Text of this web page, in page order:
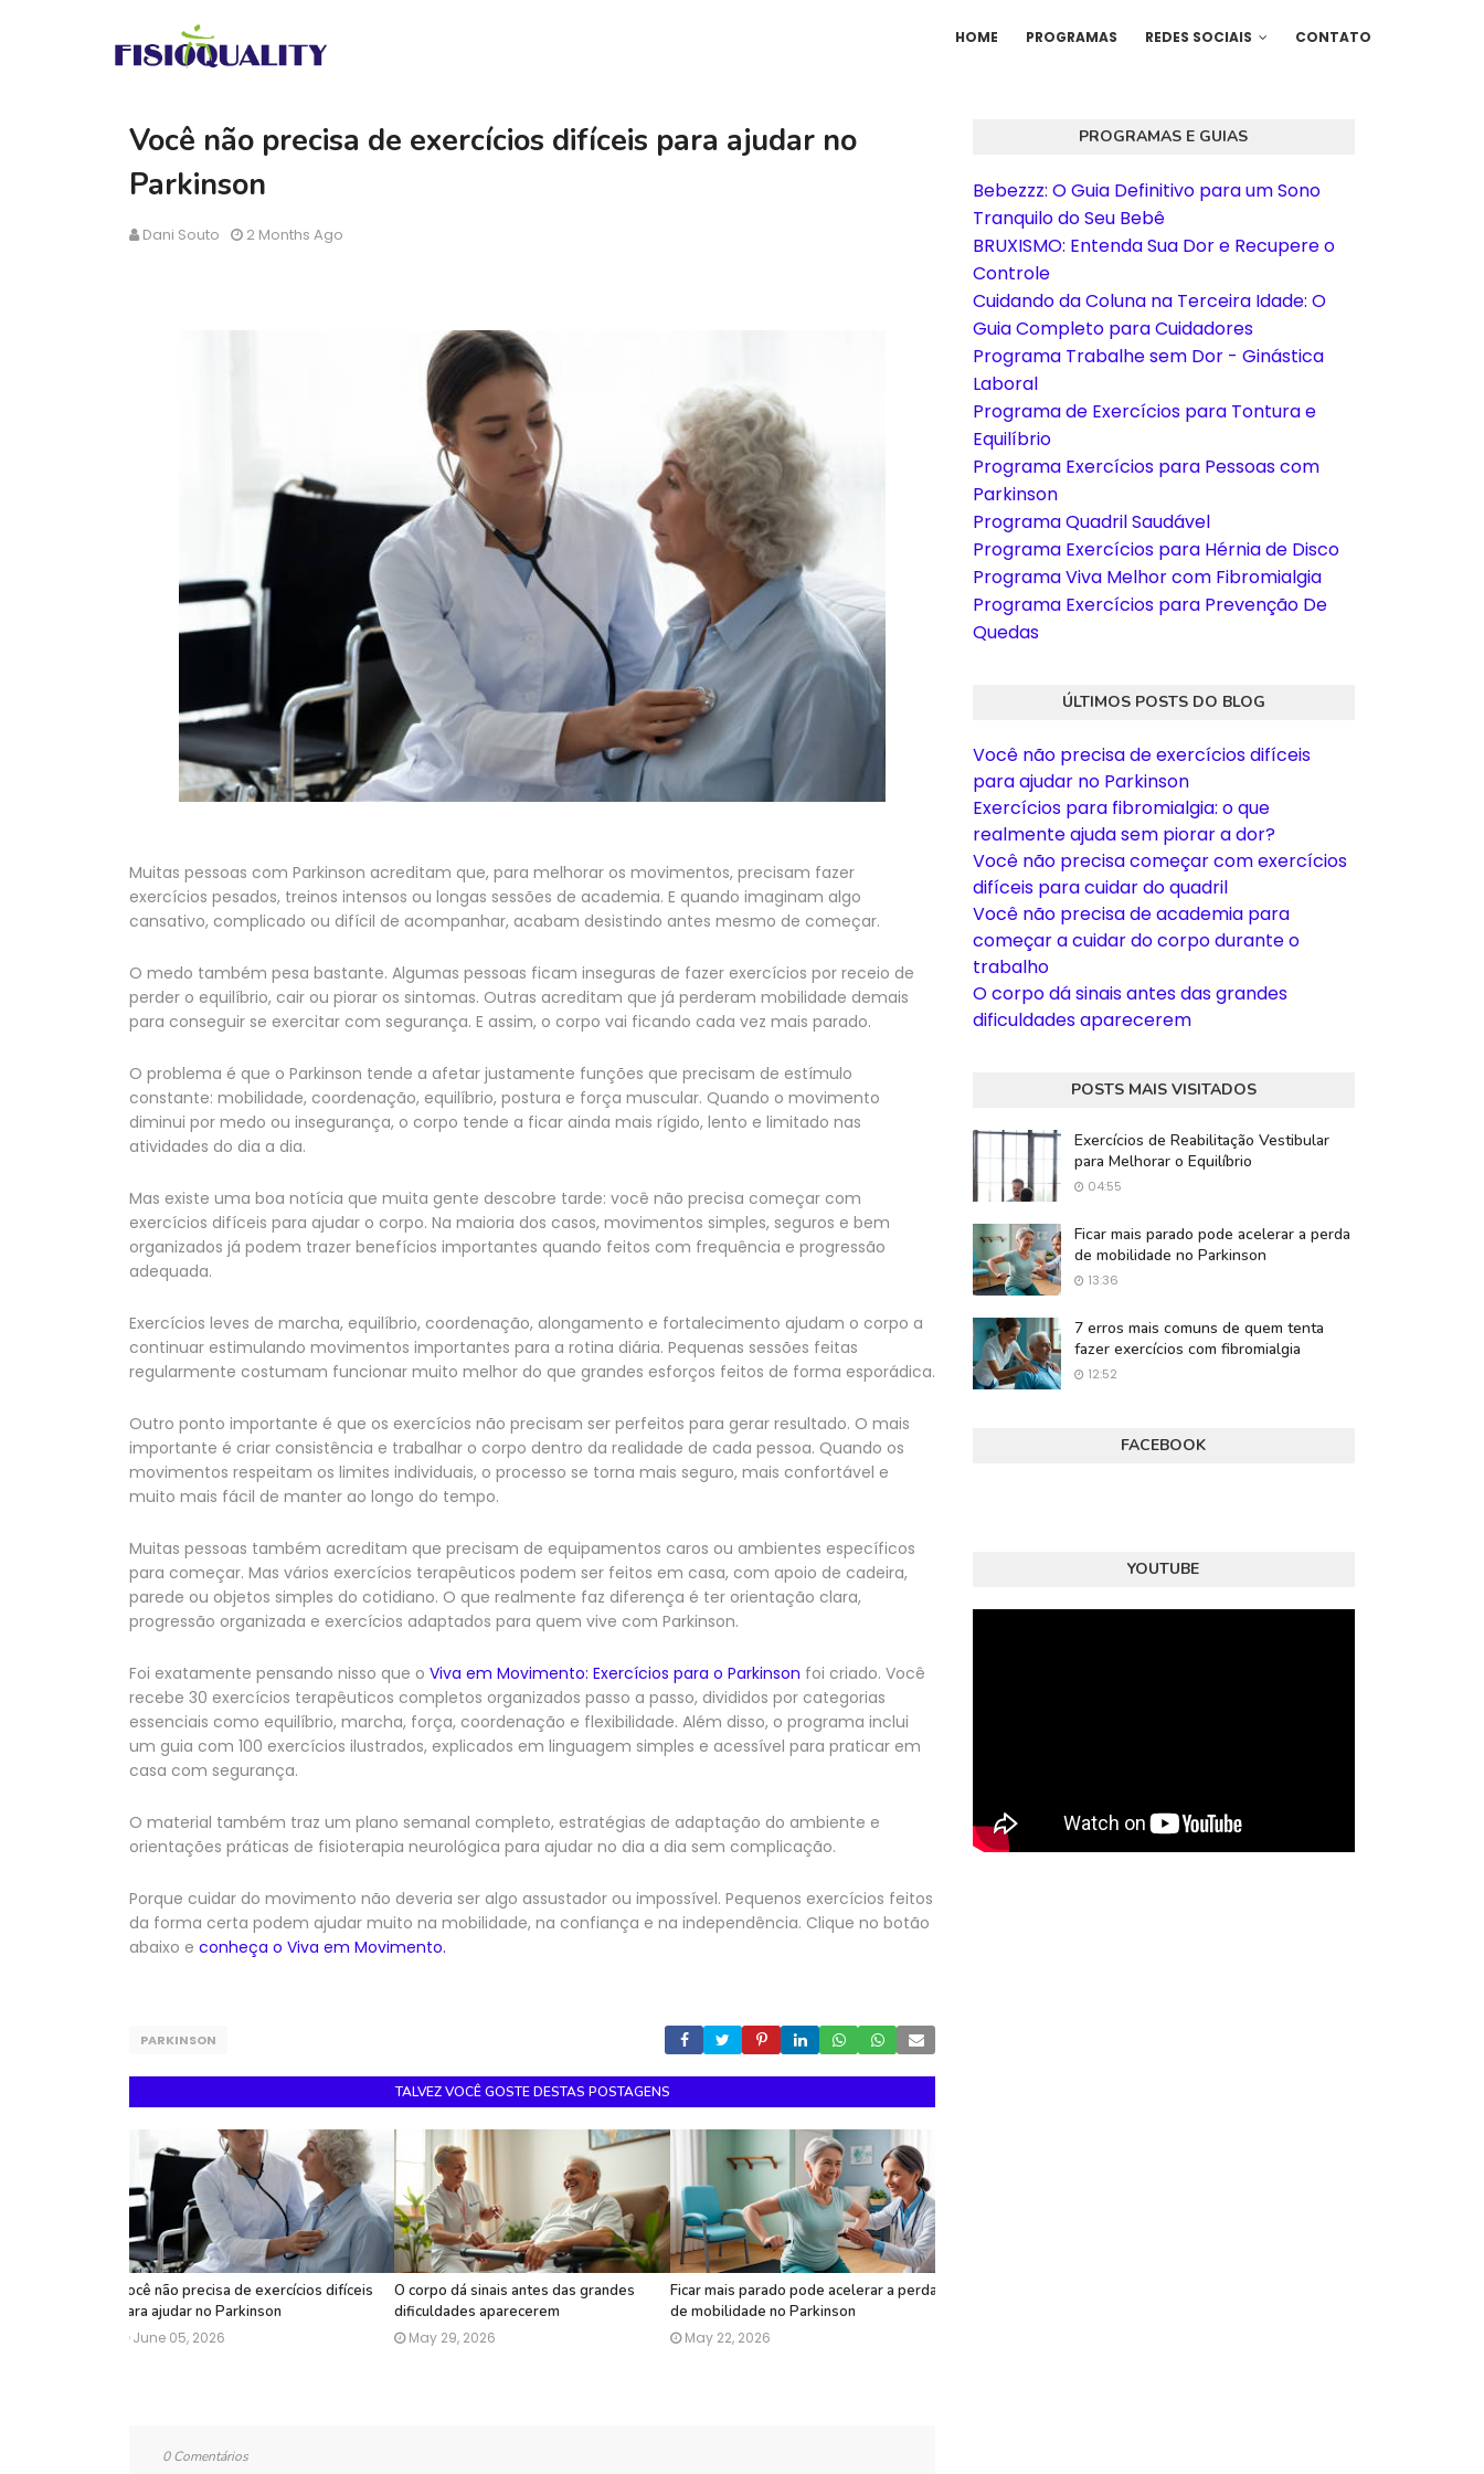
HOME PROGRAMAS REDES SOCIAIS CONTATO
Você não precisa de exercícios difíceis para ajudar no
Parkinson
Dani Souto 2 Months Ago
Muitas pessoas com Parkinson acreditam que, para melhorar os movimentos, precisam fazer
exercícios pesados, treinos intensos ou longas sessões de academia. E quando imaginam algo
cansativo, complicado ou difícil de acompanhar, acabam desistindo antes mesmo de começar.
O medo também pesa bastante. Algumas pessoas ficam inseguras de fazer exercícios por receio de
perder o equilíbrio, cair ou piorar os sintomas. Outras acreditam que já perderam mobilidade demais
para conseguir se exercitar com segurança. E assim, o corpo vai ficando cada vez mais parado.
O problema é que o Parkinson tende a afetar justamente funções que precisam de estímulo
constante: mobilidade, coordenação, equilíbrio, postura e força muscular. Quando o movimento
diminui por medo ou insegurança, o corpo tende a ficar ainda mais rígido, lento e limitado nas
atividades do dia a dia.
Mas existe uma boa notícia que muita gente descobre tarde: você não precisa começar com
exercícios difíceis para ajudar o corpo. Na maioria dos casos, movimentos simples, seguros e bem
organizados já podem trazer benefícios importantes quando feitos com frequência e progressão
adequada.
Exercícios leves de marcha, equilíbrio, coordenação, alongamento e fortalecimento ajudam o corpo a
continuar estimulando movimentos importantes para a rotina diária. Pequenas sessões feitas
regularmente costumam funcionar muito melhor do que grandes esforços feitos de forma esporádica.
Outro ponto importante é que os exercícios não precisam ser perfeitos para gerar resultado. O mais
importante é criar consistência e trabalhar o corpo dentro da realidade de cada pessoa. Quando os
movimentos respeitam os limites individuais, o processo se torna mais seguro, mais confortável e
muito mais fácil de manter ao longo do tempo.
Muitas pessoas também acreditam que precisam de equipamentos caros ou ambientes específicos
para começar. Mas vários exercícios terapêuticos podem ser feitos em casa, com apoio de cadeira,
parede ou objetos simples do cotidiano. O que realmente faz diferença é ter orientação clara,
progressão organizada e exercícios adaptados para quem vive com Parkinson.
Foi exatamente pensando nisso que o Viva em Movimento: Exercícios para o Parkinson foi criado. Você
recebe 30 exercícios terapêuticos completos organizados passo a passo, divididos por categorias
essenciais como equilíbrio, marcha, força, coordenação e flexibilidade. Além disso, o programa inclui
um guia com 100 exercícios ilustrados, explicados em linguagem simples e acessível para praticar em
casa com segurança.
O material também traz um plano semanal completo, estratégias de adaptação do ambiente e
orientações práticas de fisioterapia neurológica para ajudar no dia a dia sem complicação.
Porque cuidar do movimento não deveria ser algo assustador ou impossível. Pequenos exercícios feitos
da forma certa podem ajudar muito na mobilidade, na confiança e na independência. Clique no botão
abaixo e conheça o Viva em Movimento.
PARKINSON
TALVEZ VOCÊ GOSTE DESTAS POSTAGENS
Você não precisa de exercícios difíceis
para ajudar no Parkinson
June 05, 2026
O corpo dá sinais antes das grandes
dificuldades aparecerem
May 29, 2026
Ficar mais parado pode acelerar a perda
de mobilidade no Parkinson
May 22, 2026
0 Comentários
PROGRAMAS E GUIAS
Bebezzz: O Guia Definitivo para um Sono
Tranquilo do Seu Bebê
BRUXISMO: Entenda Sua Dor e Recupere o
Controle
Cuidando da Coluna na Terceira Idade: O
Guia Completo para Cuidadores
Programa Trabalhe sem Dor - Ginástica
Laboral
Programa de Exercícios para Tontura e
Equilíbrio
Programa Exercícios para Pessoas com
Parkinson
Programa Quadril Saudável
Programa Exercícios para Hérnia de Disco
Programa Viva Melhor com Fibromialgia
Programa Exercícios para Prevenção De
Quedas
ÚLTIMOS POSTS DO BLOG
Você não precisa de exercícios difíceis
para ajudar no Parkinson
Exercícios para fibromialgia: o que
realmente ajuda sem piorar a dor?
Você não precisa começar com exercícios
difíceis para cuidar do quadril
Você não precisa de academia para
começar a cuidar do corpo durante o
trabalho
O corpo dá sinais antes das grandes
dificuldades aparecerem
POSTS MAIS VISITADOS
Exercícios de Reabilitação Vestibular
para Melhorar o Equilíbrio
04:55
Ficar mais parado pode acelerar a perda
de mobilidade no Parkinson
13:36
7 erros mais comuns de quem tenta
fazer exercícios com fibromialgia
12:52
FACEBOOK
YOUTUBE